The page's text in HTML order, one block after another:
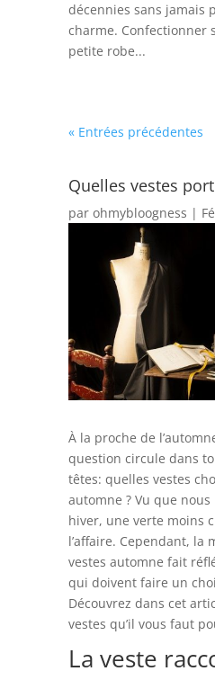
décennies sans jamais
charme. Confectionner
petite robe...
« Entrées précédentes
Quelles vestes
parohmybloogness |
À la proche de
question circule dans
têtes: quelles vestes
automne ? Vu que
hiver, une verte moins
l’affaire. Cependant, la
vestes automne fait
qui doivent faire un
Découvrez dans cet
vestes qu’il vous faut
La veste